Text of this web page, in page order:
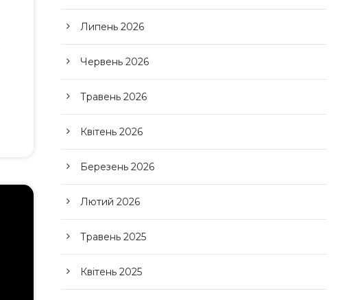
Липень 2026
Червень 2026
Травень 2026
Квітень 2026
Березень 2026
Лютий 2026
Травень 2025
Квітень 2025